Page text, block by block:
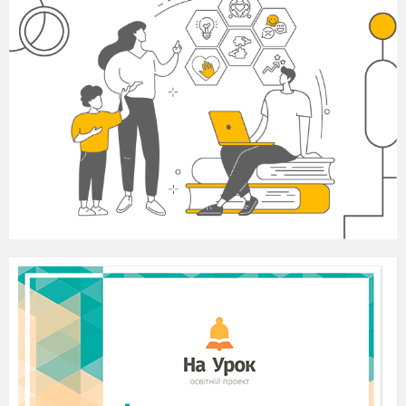
2019
Зміст
Вступ
Інтерактивні технології навчання та
їх сутність
Технології кооперативного
навчання
Технологія опрацювання
дискусійних питань
Гра як інтерактивний метод навчання